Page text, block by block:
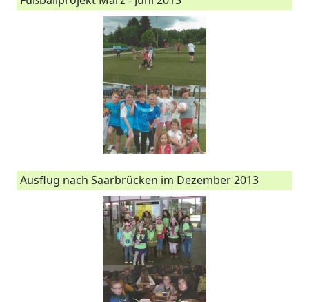
Ausflug nach Saarbrücken im Dezember 2013